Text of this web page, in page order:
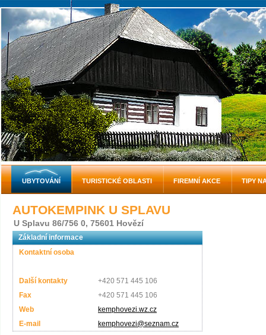
AUTOKEMPINK U SPLAVU
U Splavu 86/756 0, 75601 Hovězí
Základní informace
Kontaktní osoba
Další kontakty
+420 571 445 106
Fax
+420 571 445 106
Web
kemphovezi.wz.cz
E-mail
kemphovezi@seznam.cz
UBYTOVÁNÍ TURISTICKÉ OBLASTI FIREMNÍ AKCE TIPY